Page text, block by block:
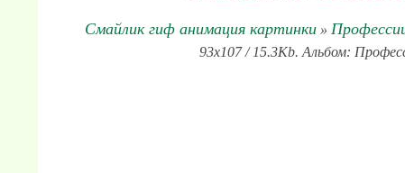
Смайлик гиф анимация картинки »
93x107 / 15.3Kb. Альбом: